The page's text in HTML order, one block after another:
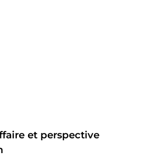
et perspective